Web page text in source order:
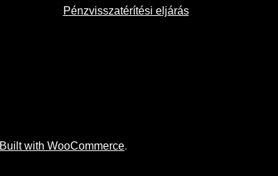
Pénzvisszatérítési eljárás
Built with WooCommerce.